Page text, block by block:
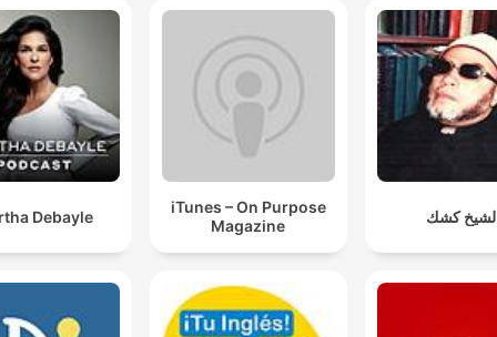
Debayle
iTunes – On Purpose
Magazine
كشك